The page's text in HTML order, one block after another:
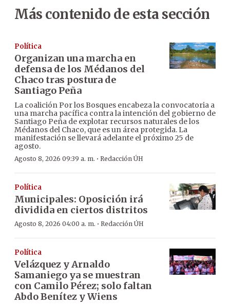
Más contenido de esta sección
Política
Organizan una marcha en
defensa de los Médanos del
Chaco tras postura de
Santiago Peña
La coalición Por los Bosques encabeza la convocatoria a
una marcha pacífica contra la intención del gobierno de
Santiago Peña de explotar recursos naturales de los
Médanos del Chaco, que es un área protegida. La
manifestación se llevará adelante el próximo 25 de
agosto.
Agosto 8, 2026 09:39 a. m. · Redacción ÚH
Política
Municipales: Oposición irá
dividida en ciertos distritos
Agosto 8, 2026 04:00 a. m. · Redacción ÚH
Política
Velázquez y Arnaldo
Samaniego ya se muestran
con Camilo Pérez; solo faltan
Abdo Benítez y Wiens